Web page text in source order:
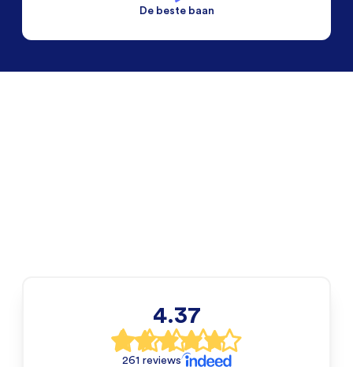
De beste baan
4.37
261 reviews